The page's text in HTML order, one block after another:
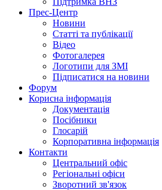
Прес-Центр
Новини
Статті та публікації
Відео
Фотогалерея
Логотипи для ЗМІ
Підписатися на новини
Форум
Корисна інформація
Документація
Посібники
Глосарій
Корпоративна інформація
Контакти
Центральний офіс
Регіональні офіси
Зворотний зв'язок